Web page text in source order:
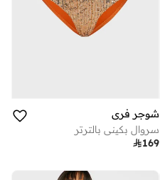
شوجر فري
سروال بكيني بالترتر
169